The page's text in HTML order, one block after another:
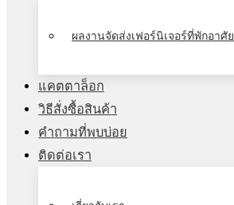
ผลงานจัดส่งเฟอร์นิเจอร์ที่พักอาศัย
แคตตาล็อก
วิธีสั่งซื้อสินค้า
คำถามที่พบบ่อย
ติดต่อเรา